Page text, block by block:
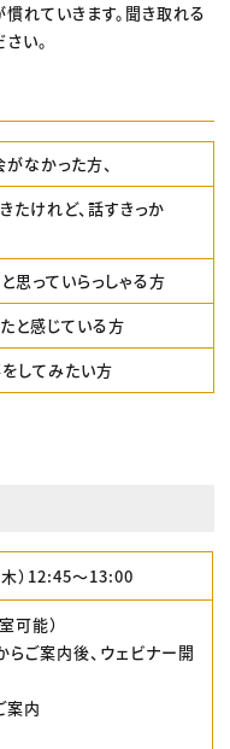
れていきます。聞き取れる
い。
なかった方、
たけれど、話すきっか
思っていらっしゃる方
と感じている方
してみたい方
）12:45〜13:00
可能）
ご案内後、ウェビナー開
内